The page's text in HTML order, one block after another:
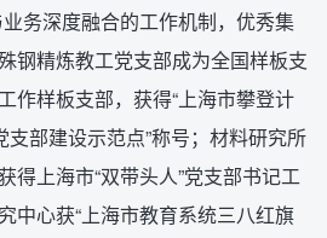
务深度融合的工作机制，优秀集
钢精炼教工党支部成为全国样板支
作样板支部，获得“上海市攀登计
支部建设示范点”称号；材料研究所
得上海市“双带头人”党支部书记工
中心获“上海市教育系统三八红旗